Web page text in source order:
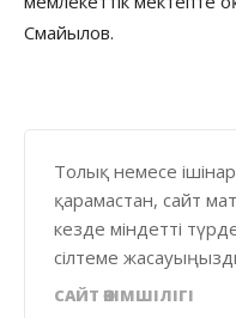
Смайылов.
Толық немесе
қарамастан, сайт
кезде міндетті
сілтеме
САЙТ ӘКІМШІЛІГІ